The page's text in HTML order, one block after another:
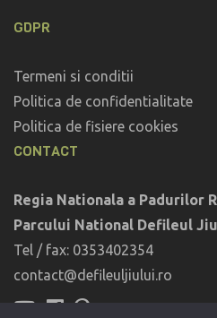
GDPR
Termeni si conditii
Politica de confidentialitate
Politica de fisiere cookies
CONTACT
Regia Nationala a Padurilor
Parcului National Defileul
Tel / fax: 0353402354
contact@defileuljiului.ro